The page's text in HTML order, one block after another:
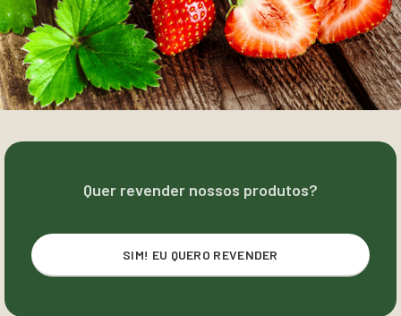
Quer revender nossos produtos?
SIM! EU QUERO REVENDER